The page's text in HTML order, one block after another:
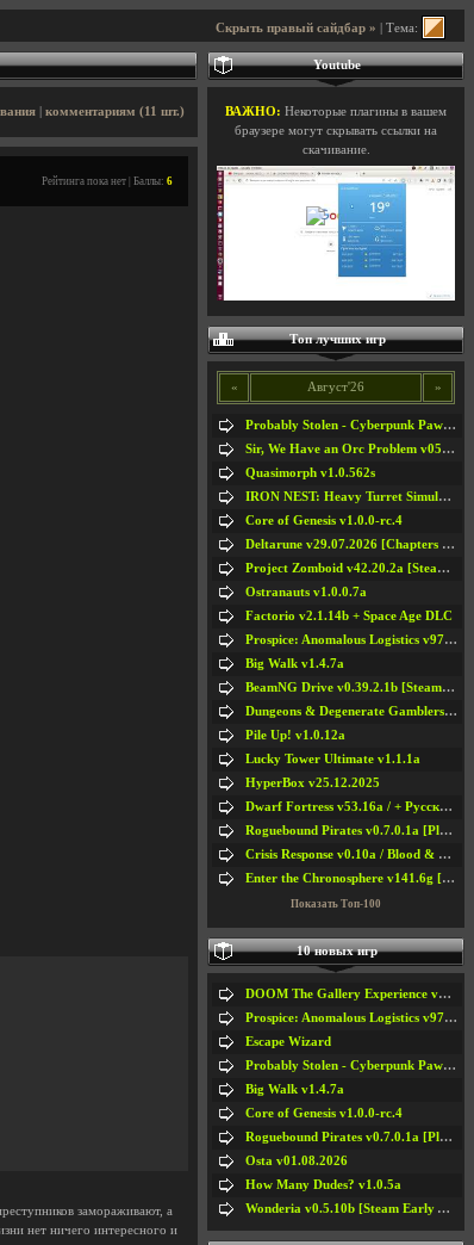
Скрыть правый сайдбар » | Тема:
комментариям (11 шт.)
Рейтинга пока нет | Баллы: 6
замораживают, а
нет ничего интересного и
Youtube
ВАЖНО: Некоторые плагины в вашем
браузере могут скрывать ссылки на
скачивание.
Топ лучших игр
« Август'26 »
Probably Stolen - Cyberpunk Pawnshop Simulator v048c [Playtest]
Sir, We Have an Orc Problem v05.08.2026
Quasimorph v1.0.562s
IRON NEST: Heavy Turret Simulator v1.0a
Core of Genesis v1.0.0-rc.4
Deltarune v29.07.2026 [Chapters 1-5] / + RUS [Chapters 1-5]
Project Zomboid v42.20.2a [Steam Early Access]
Ostranauts v1.0.0.7a
Factorio v2.1.14b + Space Age DLC
Prospice: Anomalous Logistics v97 [Playtest]
Big Walk v1.4.7a
BeamNG Drive v0.39.2.1b [Steam Early Access]
Dungeons & Degenerate Gamblers v2.0.2a
Pile Up! v1.0.12a
Lucky Tower Ultimate v1.1.1a
HyperBox v25.12.2025
Dwarf Fortress v53.16a / + Русская Версия v50.12a
Roguebound Pirates v0.7.0.1a [Playtest]
Crisis Response v0.10a / Blood & Bullet
Enter the Chronosphere v141.6g [Steam Early Access]
Показать Топ-100
10 новых игр
DOOM The Gallery Experience v1.4.2
Prospice: Anomalous Logistics v97 [Playtest]
Escape Wizard
Probably Stolen - Cyberpunk Pawnshop Simulator v048c [Playtest]
Big Walk v1.4.7a
Core of Genesis v1.0.0-rc.4
Roguebound Pirates v0.7.0.1a [Playtest]
Osta v01.08.2026
How Many Dudes? v1.0.5a
Wonderia v0.5.10b [Steam Early Access]